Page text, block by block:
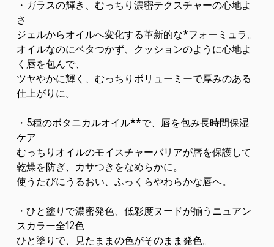
・ガラスの輝き、むっちり濃密テクスチャーの心地よ
さ
ジェルからオイルへ変化する革新的な*フォーミュラ。
オイルなのにベタつかず、クッションのように心地よ
く唇を包んで、
ツヤやかに輝く、むっちりボリューミーで厚みのある
仕上がりに。
・5種のボタニカルオイル**で、唇を包み長時間保湿
ケア
むっちりオイルのモイスチャーバリアが唇を保護して
乾燥を防ぎ、カサつきをなめらかに。
使うたびにうるおい、ふっくらやわらかな唇へ。
・ひと塗りで濃密発色、低彩度ヌードが揃うニュアン
スカラー全12色
ひと塗りで、見たままの色がそのまま発色。